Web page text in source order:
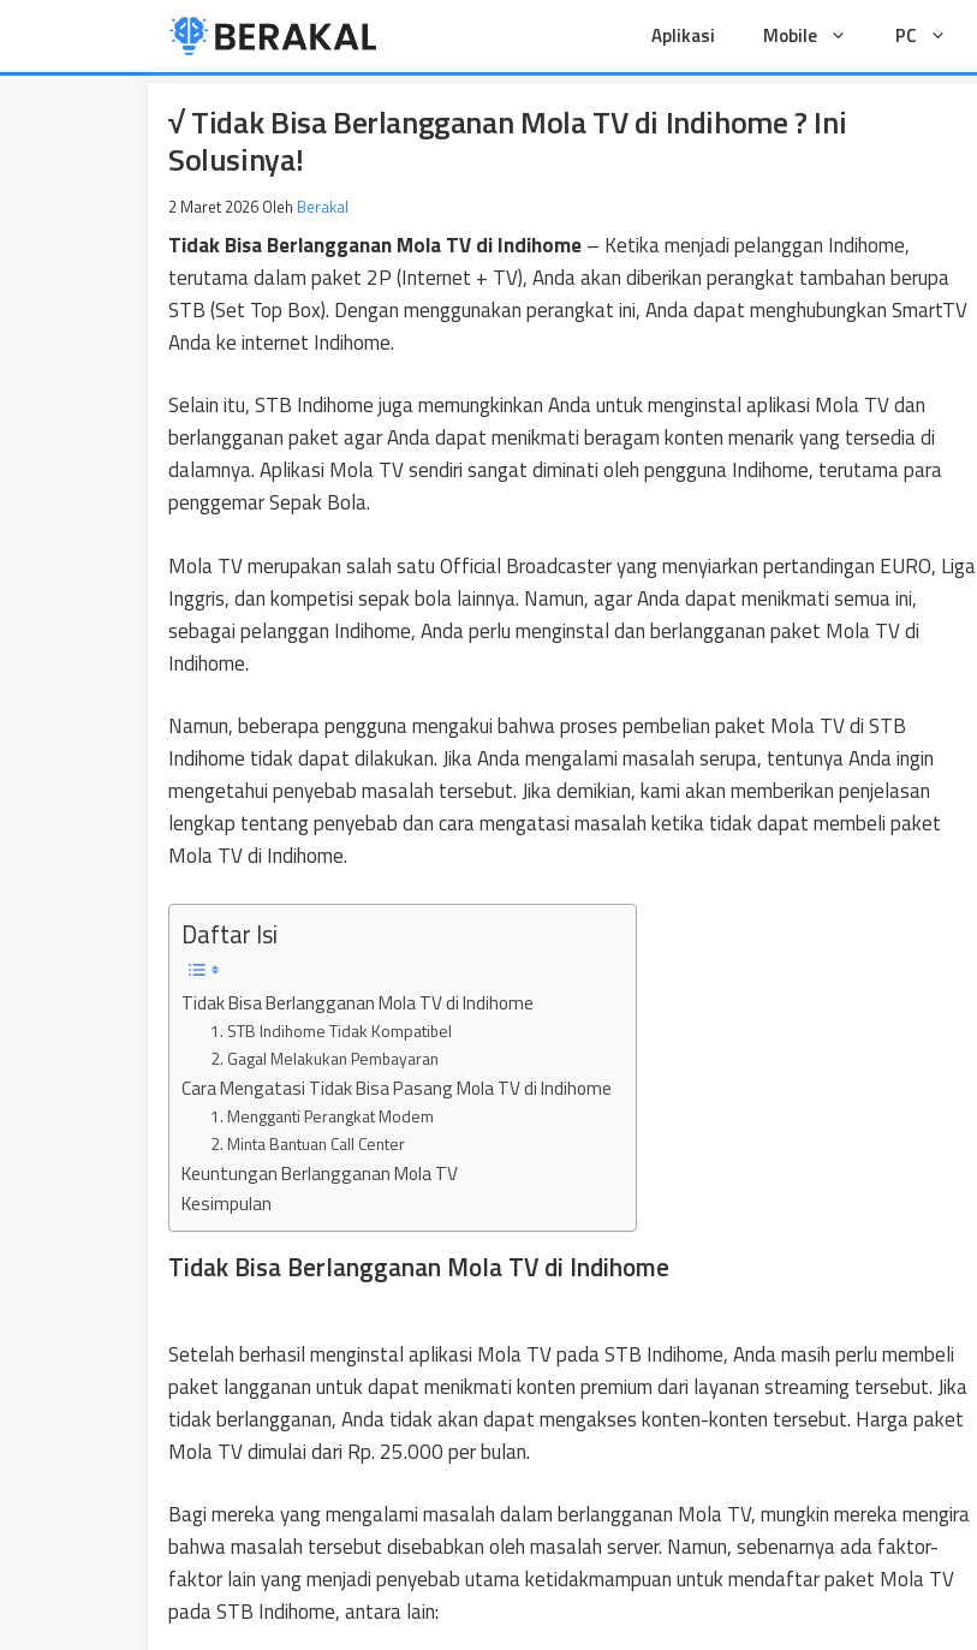
isi
Aplikasi Mobile PC
√ Tidak Bisa Berlangganan Mola TV di Indihome ? Ini
Solusinya!
2 Maret 2026 Oleh Berakal
Tidak Bisa Berlangganan Mola TV di Indihome– Ketika menjadi pelanggan Indihome,
terutama dalam paket 2P (Internet + TV), Anda akan diberikan perangkat tambahan berupa
STB (Set Top Box). Dengan menggunakan perangkat ini, Anda dapat menghubungkan SmartTV
Anda ke internet Indihome.
Selain itu, STB Indihome juga memungkinkan Anda untuk menginstal aplikasi Mola TV dan
berlangganan paket agar Anda dapat menikmati beragam konten menarik yang tersedia di
dalamnya. Aplikasi Mola TV sendiri sangat diminati oleh pengguna Indihome, terutama para
penggemar Sepak Bola.
Mola TV merupakan salah satu Official Broadcaster yang menyiarkan pertandingan EURO, Liga
Inggris, dan kompetisi sepak bola lainnya. Namun, agar Anda dapat menikmati semua ini,
sebagai pelanggan Indihome, Anda perlu menginstal dan berlangganan paket Mola TV di
Indihome.
Namun, beberapa pengguna mengakui bahwa proses pembelian paket Mola TV di STB
Indihome tidak dapat dilakukan. Jika Anda mengalami masalah serupa, tentunya Anda ingin
mengetahui penyebab masalah tersebut. Jika demikian, kami akan memberikan penjelasan
lengkap tentang penyebab dan cara mengatasi masalah ketika tidak dapat membeli paket
Mola TV di Indihome.
Daftar Isi
Tidak Bisa Berlangganan Mola TV di Indihome
1. STB Indihome Tidak Kompatibel
2. Gagal Melakukan Pembayaran
Cara Mengatasi Tidak Bisa Pasang Mola TV di Indihome
1. Mengganti Perangkat Modem
2. Minta Bantuan Call Center
Keuntungan Berlangganan Mola TV
Kesimpulan
Tidak Bisa Berlangganan Mola TV di Indihome
Setelah berhasil menginstal aplikasi Mola TV pada STB Indihome, Anda masih perlu membeli
paket langganan untuk dapat menikmati konten premium dari layanan streaming tersebut. Jika
tidak berlangganan, Anda tidak akan dapat mengakses konten-konten tersebut. Harga paket
Mola TV dimulai dari Rp. 25.000 per bulan.
Bagi mereka yang mengalami masalah dalam berlangganan Mola TV, mungkin mereka mengira
bahwa masalah tersebut disebabkan oleh masalah server. Namun, sebenarnya ada faktor-
faktor lain yang menjadi penyebab utama ketidakmampuan untuk mendaftar paket Mola TV
pada STB Indihome, antara lain: